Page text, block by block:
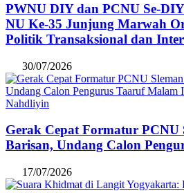
PWNU DIY dan PCNU Se-
NU Ke-35 Junjung Marwah
Politik Transaksional dan
30/07/2026
Nahdliyin
Gerak Cepat Formatur PCNU
Barisan, Undang Calon
17/07/2026